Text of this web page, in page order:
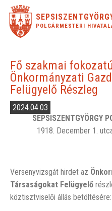
POLGÁRMESTERI
Fő szakmai
Önkormányzati
Felügyelő Részleg
2024.04.03
SEPSISZENTGYÖRGY
1918. December 1.
Versenyvizsgát hirdet az
Társaságokat Felügyelő
köztisztviselői állás betöltésére: